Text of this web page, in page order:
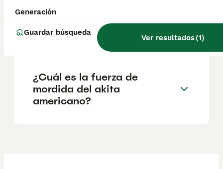
Generación
Guardar búsqueda
Ver resultados(1)
¿Akita americano es PPP en
España?
¿Cuál es la fuerza de
mordida del akita
americano?